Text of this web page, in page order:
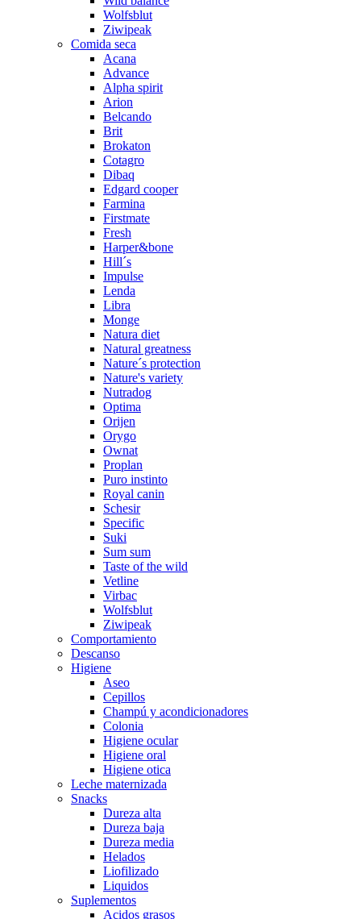
Wolfsblut
Ziwipeak
Comida seca
Acana
Advance
Alpha spirit
Arion
Belcando
Brit
Brokaton
Cotagro
Dibaq
Edgard cooper
Farmina
Firstmate
Fresh
Harper&bone
Hill´s
Impulse
Lenda
Libra
Monge
Natura diet
Natural greatness
Nature´s protection
Nature's variety
Nutradog
Optima
Orijen
Orygo
Ownat
Proplan
Puro instinto
Royal canin
Schesir
Specific
Suki
Sum sum
Taste of the wild
Vetline
Virbac
Wolfsblut
Ziwipeak
Comportamiento
Descanso
Higiene
Aseo
Cepillos
Champú y acondicionadores
Colonia
Higiene ocular
Higiene oral
Higiene otica
Leche maternizada
Snacks
Dureza alta
Dureza baja
Dureza media
Helados
Liofilizado
Liquidos
Suplementos
Acidos grasos